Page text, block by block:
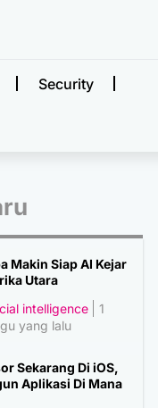
Security
Makin Siap AI Kejar
Utara
intelligence
1
yang lalu
Sekarang Di iOS,
Aplikasi Di Mana